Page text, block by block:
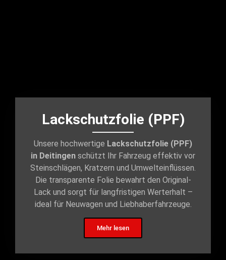
Lackschutzfolie (PPF)
Unsere hochwertige Lackschutzfolie (PPF)
in Deitingen schützt Ihr Fahrzeug effektiv vor
Steinschlägen, Kratzern und Umwelteinflüssen.
Die transparente Folie bewahrt den Original-
Lack und sorgt für langfristigen Werterhalt –
ideal für Neuwagen und Liebhaberfahrzeuge.
Mehr lesen